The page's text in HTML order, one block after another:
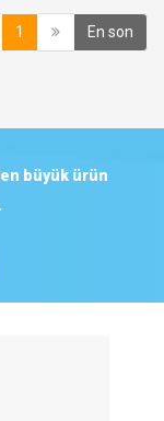
1 (current) En son
büyükürün